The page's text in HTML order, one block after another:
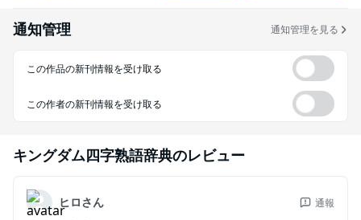
通知管理 通知管理を見る
この作品の新刊情報を受け取る
この作者の新刊情報を受け取る
キングダム四字熟語辞典のレビュー
ヒロさん 通報